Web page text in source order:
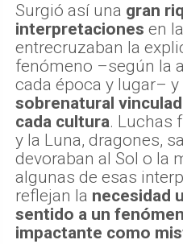
Surgió así una gran
interpretaciones en
entrecruzaban la
fenómeno –según la
cada época y lugar– y
sobrenatural
cada cultura. Luchas
y la Luna, dragones,
devoraban al Sol o la
algunas de esas
reflejan la necesidad
sentido a un
impactante como